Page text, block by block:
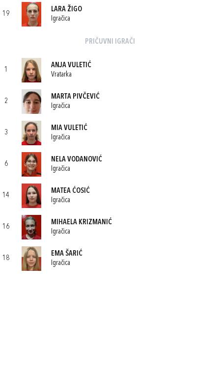
19
LARA ŽIGO
Igračica
PRIČUVNI IGRAČI
1
ANJA VULETIĆ
Vratarka
2
MARTA PIVČEVIĆ
Igračica
3
MIA VULETIĆ
Igračica
6
NELA VODANOVIĆ
Igračica
14
MATEA ĆOSIĆ
Igračica
16
MIHAELA KRIZMANIĆ
Igračica
18
EMA ŠARIĆ
Igračica